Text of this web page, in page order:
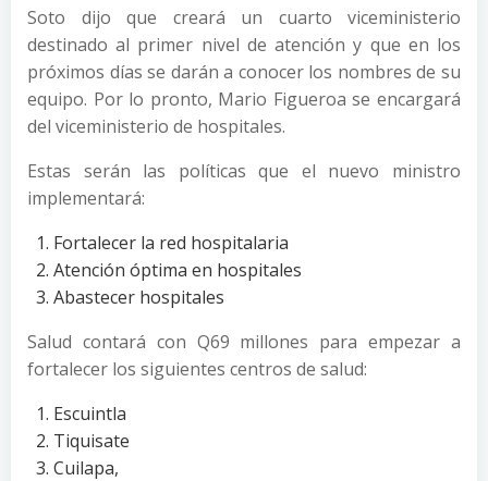
Soto dijo que creará un cuarto viceministerio
destinado al primer nivel de atención y que en los
próximos días se darán a conocer los nombres de su
equipo. Por lo pronto, Mario Figueroa se encargará
del viceministerio de hospitales.
Estas serán las políticas que el nuevo ministro
implementará:
Fortalecer la red hospitalaria
Atención óptima en hospitales
Abastecer hospitales
Salud contará con Q69 millones para empezar a
fortalecer los siguientes centros de salud:
Escuintla
Tiquisate
Cuilapa,